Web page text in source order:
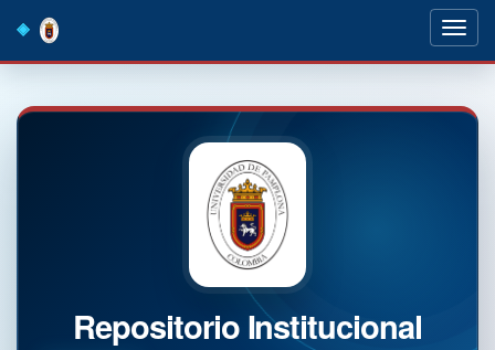
navigation
Repositorio Institucional